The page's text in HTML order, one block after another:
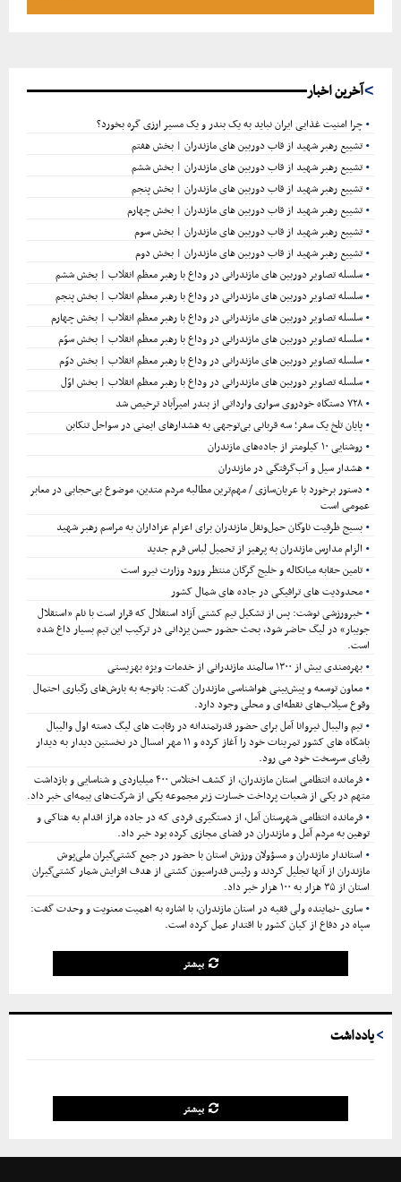
آخرین اخبار
چرا امنیت غذایی ایران نباید به یک بندر و یک مسیر ارزی گره بخورد؟
تشییع رهبر شهید از قاب دوربین های مازندران | بخش هفتم
تشییع رهبر شهید از قاب دوربین های مازندران | بخش ششم
تشییع رهبر شهید از قاب دوربین های مازندران | بخش پنجم
تشییع رهبر شهید از قاب دوربین های مازندران | بخش چهارم
تشییع رهبر شهید از قاب دوربین های مازندران | بخش سوم
تشییع رهبر شهید از قاب دوربین های مازندران | بخش دوم
سلسله تصاویر دوربین های مازندرانی در وداع با رهبر معظم انقلاب | بخش ششم
سلسله تصاویر دوربین های مازندرانی در وداع با رهبر معظم انقلاب | بخش پنجم
سلسله تصاویر دوربین های مازندرانی در وداع با رهبر معظم انقلاب | بخش چهارم
سلسله تصاویر دوربین های مازندرانی در وداع با رهبر معظم انقلاب | بخش سوّم
سلسله تصاویر دوربین های مازندرانی در وداع با رهبر معظم انقلاب | بخش دوّم
سلسله تصاویر دوربین های مازندرانی در وداع با رهبر معظم انقلاب | بخش اوّل
۷۲۸ دستگاه خودروی سواری وارداتی از بندر امیرآباد ترخیص شد
پایان تلخ یک سفر؛ سه قربانی بی‌توجهی به هشدارهای ایمنی در سواحل تنکابن
روشنایی ۱۰ کیلومتر از جاده‌های مازندران
هشدار سیل و آب‌گرفتگی در مازندران
دستور برخورد با عریان‌سازی / مهم‌ترین مطالبه مردم متدین، موضوع بی‌حجابی در معابر
عمومی است
بسیج ظرفیت ناوگان حمل‌ونقل مازندران برای اعزام عزاداران به مراسم رهبر شهید
الزام مدارس مازندران به پرهیز از تحمیل لباس فرم جدید
تامین حقابه میانکاله و خلیج گرگان منتظر ورود وزارت نیرو است
محدودیت های ترافیکی در جاده های شمال کشور
خبرورزشی نوشت: پس از تشکیل تیم کشتی آزاد استقلال که قرار است با نام «استقلال
جویبار» در لیگ حاضر شود، بحث حضور حسن یزدانی در ترکیب این تیم بسیار داغ شده
است.
بهره‌مندی بیش از ۱۳۰۰ سالمند مازندرانی از خدمات ویژه بهزیستی
معاون توسعه و پیش‌بینی هواشناسی مازندران گفت: باتوجه به بارش‌های رگباری احتمال
وقوع سیلاب‌های نقطه‌ای و محلی وجود دارد.
تیم والیبال نیروانا آمل برای حضور قدرتمندانه در رقابت های لیگ دسته اول والیبال
باشگاه های کشور تمرینات خود را آغاز کرده و ۱۱ مهر امسال در نخستین دیدار به دیدار
رقبای سرسخت خود می رود.
فرمانده انتظامی استان مازندران، از کشف اختلاس ۴۰۰ میلیاردی و شناسایی و بازداشت
متهم در یکی از شعبات پرداخت خسارت زیر مجموعه یکی از شرکت‌های بیمه‌ای خبر داد.
فرمانده انتظامی شهرستان آمل، از دستگیری فردی که در جاده هراز اقدام به هتاکی و
توهین به مردم آمل و مازندران در فضای مجازی کرده بود خبر داد.
استاندار مازندران و مسؤولان ورزش استان با حضور در جمع کشتی‌گیران ملی‌پوش
مازندران از آنها تجلیل کردند و رئیس فدراسیون کشتی از هدف افزایش شمار کشتی‌گیران
استان از ۳۵ هزار به ۱۰۰ هزار خبر داد.
ساری -نماینده ولی فقیه در استان مازندران، با اشاره به اهمیت معنویت و وحدت گفت:
سپاه در دفاع از کیان کشور با اقتدار عمل کرده است.
بیشتر
یادداشت
بیشتر